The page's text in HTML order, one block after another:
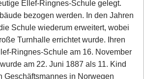
Ellef-Ringnes-Schule gelegt.
bezogen werden. In den Jahren
Schule wiederum erweitert, wobei
Turnhalle errichtet wurde. Ihren
Ringnes-Schule am 16. November
am 22. Juni 1887 als 11. Kind
Geschäftsmannes in Norwegen